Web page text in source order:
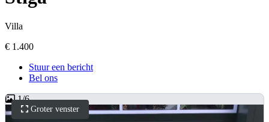
Villa
€ 1.400
Stuur een bericht
Bel ons
Groter venster
1/6